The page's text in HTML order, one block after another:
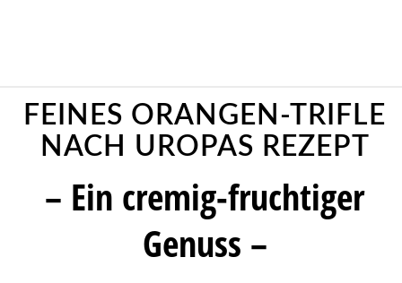
FEINES ORANGEN-TRIFLE
NACH UROPAS REZEPT
– Ein cremig-fruchtiger
Genuss –